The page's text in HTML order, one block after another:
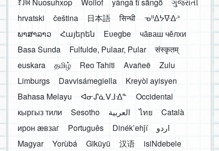
hrvatski
čeština 日本語 सिन्धी
ᓀᐦᐃᔭᐍᐏᐣ
ພາສາລາວ
Հայերեն Eʋegbe
чӑваш чӗлхи
Basa Sunda
Fulfulde, Pulaar, Pular
संस्कृतम्
euskara
தமிழ் Reo Tahiti Avañeẽ
Zulu
Limburgs
Davvisámegiella
Kreyòl ayisyen
Bahasa Melayu
ᐊᓂᔑᓈᐯᒧᐎᓐ
Occidental
кыргыз тили
Sesotho العربية ไทย
Català
ирон æвзаг
Português Dinékʼehǰí
اردو
Magyar
Yorùbá Gĩkũyũ 汉语
isiNdebele